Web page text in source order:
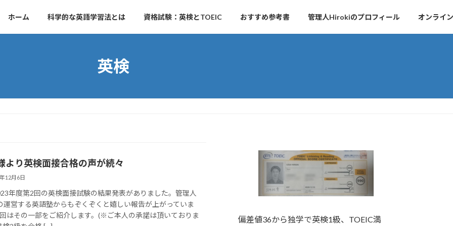
ホーム 科学的な英語学習法とは 資格試験：英検とTOEIC おすすめ参考書 管理人Hirokiのプロフィール オンライ
英検
より英検面接合格の声が続々
12月6日
年度第2回の英検面接試験の結果発表がありました。管理人
運営する英語塾からもぞくぞくと嬉しい報告が上がっていま
はその一部をご紹介します。(※ご本人の承諾は頂いておりま
偏差値36から独学で英検1級、TOEIC満